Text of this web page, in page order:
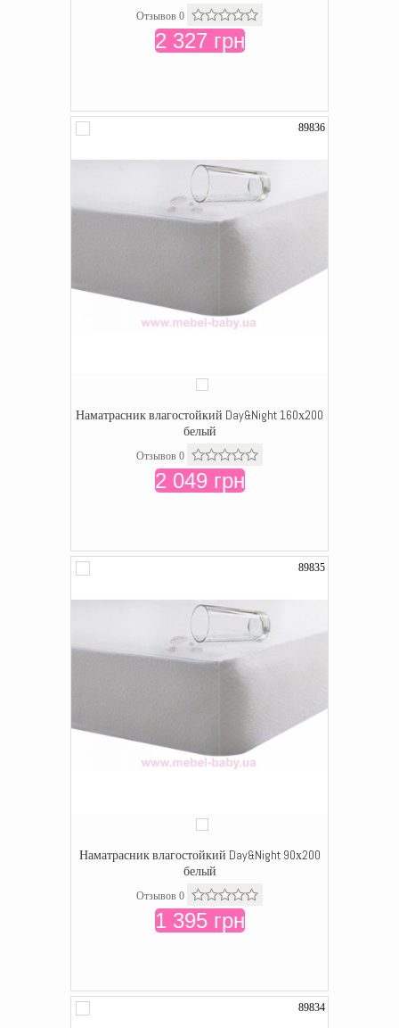
Отзывов 0
2 327 грн
89836
Наматрасник влагостойкий Day&Night 160х200
белый
Отзывов 0
2 049 грн
89835
Наматрасник влагостойкий Day&Night 90х200
белый
Отзывов 0
1 395 грн
89834